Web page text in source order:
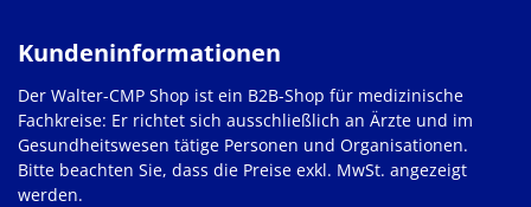
Kundeninformationen
Der Walter-CMP Shop ist ein B2B-Shop für medizinische
Fachkreise: Er richtet sich ausschließlich an Ärzte und im
Gesundheitswesen tätige Personen und Organisationen.
Bitte beachten Sie, dass die Preise exkl. MwSt. angezeigt
werden.